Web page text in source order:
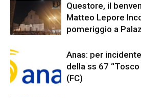
Questore, il
Matteo Lepore
pomeriggio a
Anas: per
della ss 67
(FC)